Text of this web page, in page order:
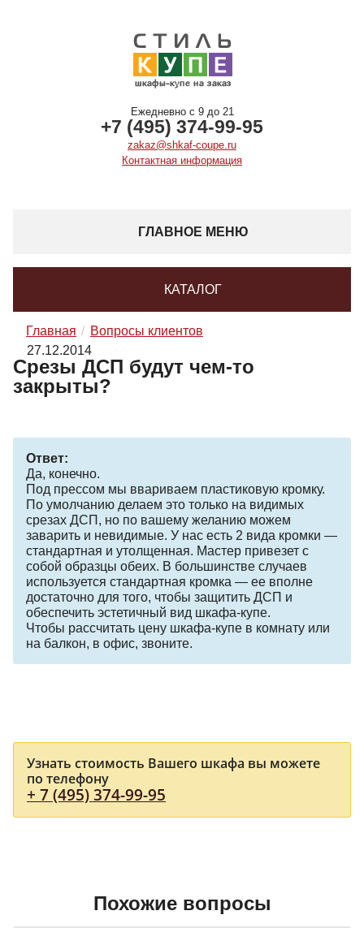
Ежедневно с 9 до 21
+7 (495) 374-99-95
zakaz@shkaf-coupe.ru
Контактная информация
ГЛАВНОЕ МЕНЮ
КАТАЛОГ
Главная
Вопросы клиентов
27.12.2014
Срезы ДСП будут чем-то
закрыты?
Ответ:
Да, конечно.
Под прессом мы ввариваем пластиковую кромку.
По умолчанию делаем это только на видимых
срезах ДСП, но по вашему желанию можем
заварить и невидимые. У нас есть 2 вида кромки —
стандартная и утолщенная. Мастер привезет с
собой образцы обеих. В большинстве случаев
используется стандартная кромка — ее вполне
достаточно для того, чтобы защитить ДСП и
обеспечить эстетичный вид шкафа-купе.
Чтобы рассчитать цену шкафа-купе в комнату или
на балкон, в офис, звоните.
Узнать стоимость Вашего шкафа вы можете
по телефону
+ 7 (495) 374-99-95
Похожие вопросы